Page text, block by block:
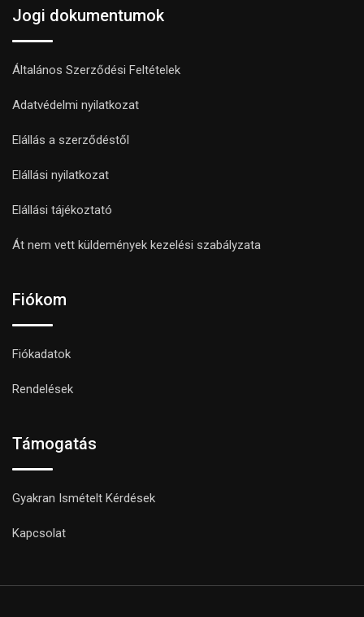
Jogi dokumentumok
Általános Szerződési Feltételek
Adatvédelmi nyilatkozat
Elállás a szerződéstől
Elállási nyilatkozat
Elállási tájékoztató
Át nem vett küldemények kezelési szabályzata
Fiókom
Fiókadatok
Rendelések
Támogatás
Gyakran Ismételt Kérdések
Kapcsolat